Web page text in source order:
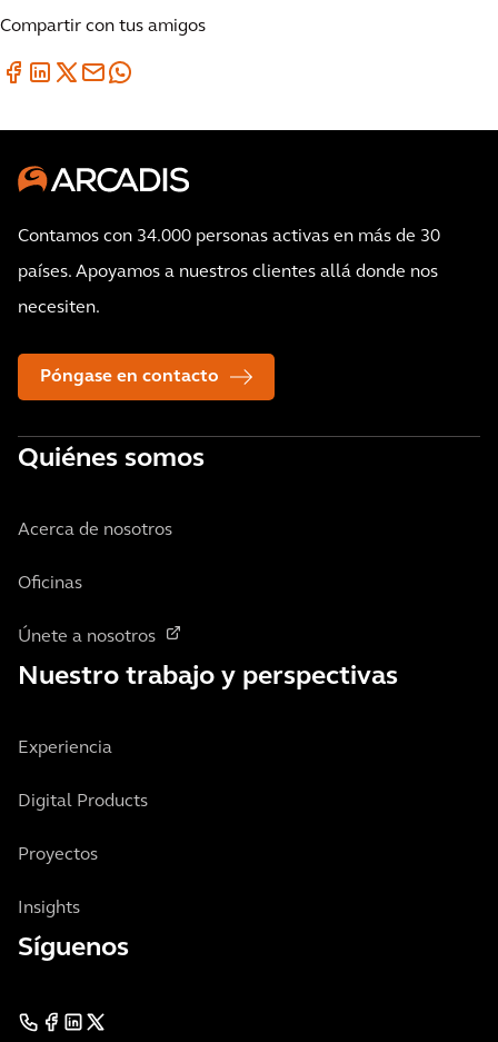
Compartir con tus amigos
Contamos con 34.000 personas activas en más de 30
países. Apoyamos a nuestros clientes allá donde nos
necesiten.
Póngase en contacto
Quiénes somos
Acerca de nosotros
Oficinas
Únete a nosotros
Nuestro trabajo y perspectivas
Experiencia
Digital Products
Proyectos
Insights
Síguenos